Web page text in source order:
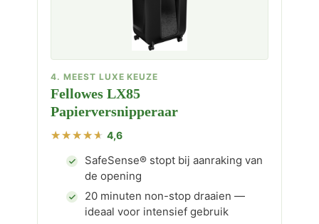
4. MEEST LUXE KEUZE
Fellowes LX85
Papierversnipperaar
4,6
SafeSense® stopt bij aanraking van
de opening
20 minuten non-stop draaien —
ideaal voor intensief gebruik